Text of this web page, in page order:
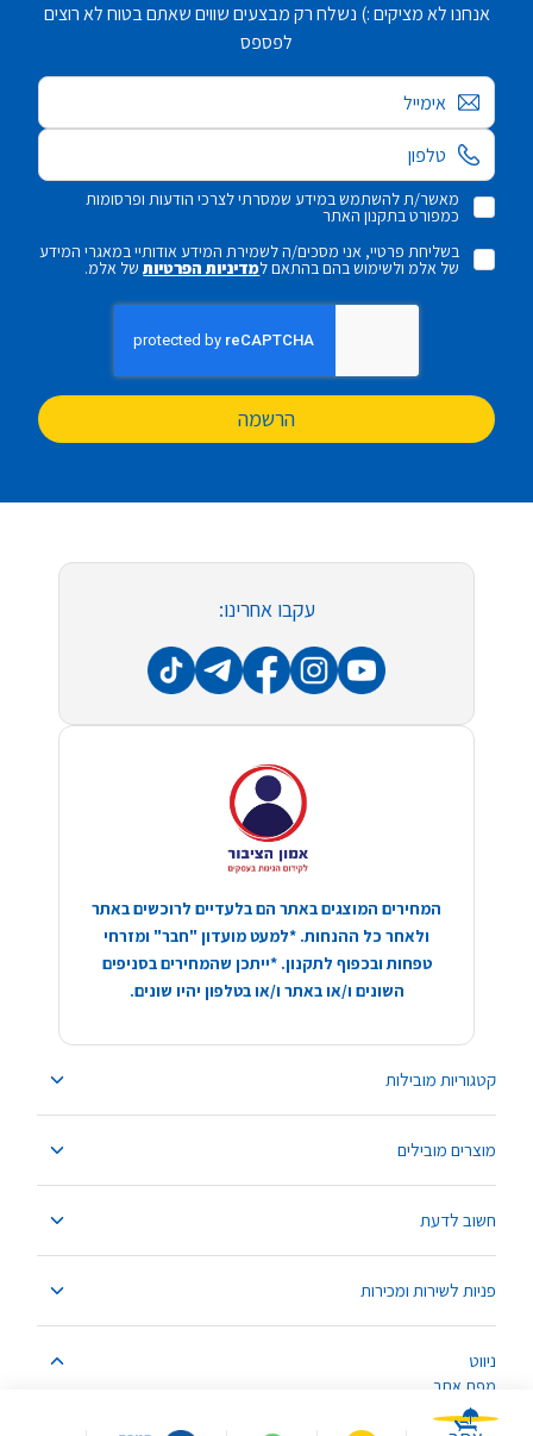
אנחנו לא מציקים :) נשלח רק מבצעים שווים שאתם בטוח לא רוצים
לפספס
אימייל
מאשר/ת להשתמש במידע שמסרתי לצרכי הודעות ופרסומות
כמפורט בתקנון האתר
בשליחת פרטיי, אני מסכים/ה לשמירת המידע אודותיי במאגרי המידע
של אלמ ולשימוש בהם בהתאם למדיניות הפרטיותשל אלמ.
הרשמה
קטגוריות מובילות
מוצרים מובילים
חשוב לדעת
פניות לשירות ומכירות
ניווט
מפת אתר
עקבו אחרינו:
המחירים המוצגים באתר הם בלעדיים לרוכשים באתר
ולאחר כל ההנחות. *למעט מועדון "חבר" ומזרחי
טפחות ובכפוף לתקנון. *ייתכן שהמחירים בסניפים
השונים ו/או באתר ו/או בטלפון יהיו שונים.